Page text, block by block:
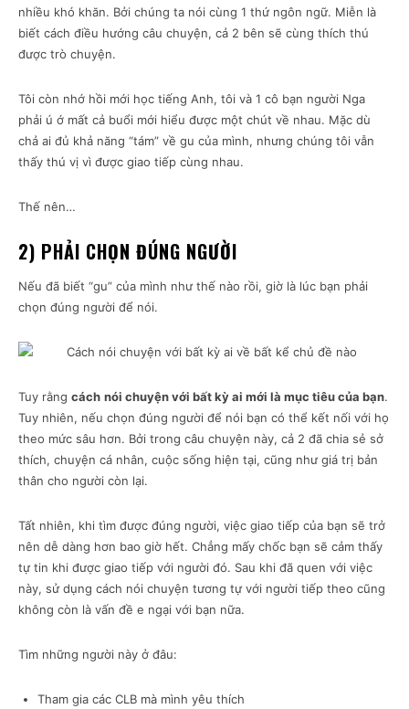
nhiều khó khăn. Bởi chúng ta nói cùng 1 thứ ngôn ngữ. Miễn là
biết cách điều hướng câu chuyện, cả 2 bên sẽ cùng thích thú
được trò chuyện.
Tôi còn nhớ hồi mới học tiếng Anh, tôi và 1 cô bạn người Nga
phải ú ớ mất cả buổi mới hiểu được một chút về nhau. Mặc dù
chả ai đủ khả năng “tám” về gu của mình, nhưng chúng tôi vẫn
thấy thú vị vì được giao tiếp cùng nhau.
Thế nên…
2) PHẢI CHỌN ĐÚNG NGƯỜI
Nếu đã biết “gu” của mình như thế nào rồi, giờ là lúc bạn phải
chọn đúng người để nói.
Tuy rằng cách nói chuyện với bất kỳ ai mới là mục tiêu của bạn.
Tuy nhiên, nếu chọn đúng người để nói bạn có thể kết nối với họ
theo mức sâu hơn. Bởi trong câu chuyện này, cả 2 đã chia sẻ sở
thích, chuyện cá nhân, cuộc sống hiện tại, cũng như giá trị bản
thân cho người còn lại.
Tất nhiên, khi tìm được đúng người, việc giao tiếp của bạn sẽ trở
nên dễ dàng hơn bao giờ hết. Chẳng mấy chốc bạn sẽ cảm thấy
tự tin khi được giao tiếp với người đó. Sau khi đã quen với việc
này, sử dụng cách nói chuyện tương tự với người tiếp theo cũng
không còn là vấn đề e ngại với bạn nữa.
Tìm những người này ở đâu:
Tham gia các CLB mà mình yêu thích